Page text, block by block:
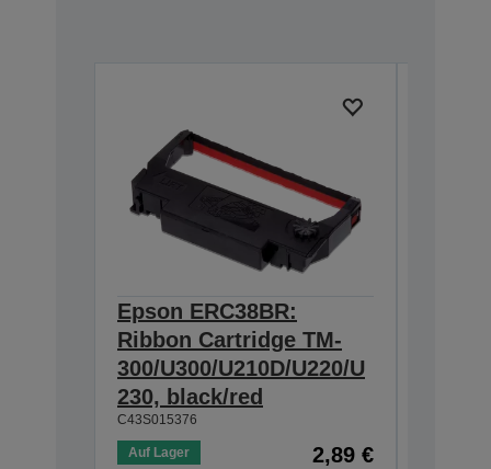
Epson ERC38BR:
Ribbon Cartridge TM-
300/U300/U210D/U220/U
230, black/red
C43S015376
Auf Lager 2,89 €